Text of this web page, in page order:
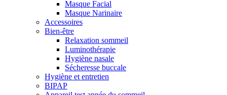
Masque Facial
Masque Narinaire
Accessoires
Bien-être
Relaxation sommeil
Luminothérapie
Hygiène nasale
Sécheresse buccale
Hygiène et entretien
BIPAP